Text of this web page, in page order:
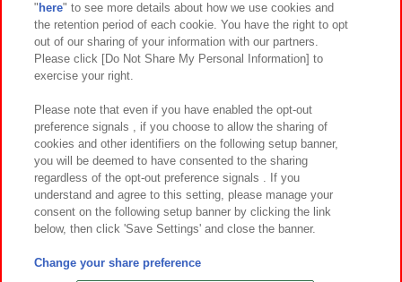
関連会社 サステナビリティ サイトポリシー
プライバシーポリシー ウェブアクセシビリティ方針と検証結果
お取引先さまとともに
カスタマーハラスメント対応方針 よくあるご質問・お問い合わせ
©Bandai Namco Amusement Inc.
©Bandai Namco Amusement Lab Inc.
" here" to see more details about how we use cookies and
the retention period of each cookie. You have the right to opt
out of our sharing of your information with our partners.
Please click [Do Not Share My Personal Information] to
exercise your right.
Please note that even if you have enabled the opt-out
preference signals , if you choose to allow the sharing of
cookies and other identifiers on the following setup banner,
you will be deemed to have consented to the sharing
regardless of the opt-out preference signals . If you
understand and agree to this setting, please manage your
consent on the following setup banner by clicking the link
below, then click 'Save Settings' and close the banner.
Change your share preference